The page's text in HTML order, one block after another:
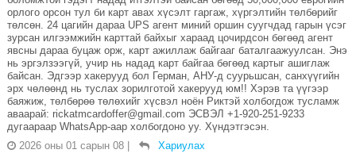
орлого орсон тул би карт авах хүсэлт гаргаж, хүргэлтийн төлбөрийг
төлсөн. 24 цагийн дараа UPS агент миний оршин суугчдад гарын үсэг
зурсан илгээмжийн карттай байхыг хараад цочирдсон бөгөөд агент
явсны дараа буцаж орж, карт ажиллаж байгааг баталгаажуулсан. Энэ
нь эргэлзээгүй, учир нь надад карт байгаа бөгөөд картыг ашиглаж
байсан. Эдгээр хакерууд бол Герман, АНУ-д суурьшсан, санхүүгийн
эрх чөлөөнд нь туслах зорилготой хакерууд юм!! Хэрэв та үүгээр
баяжиж, төлбөрөө төлөхийг хүсвэл ноён Риктэй холбогдож тусламж
аваарай: rickatmcardoffer@gmail.com ЭСВЭЛ +1-920-251-9233
дугаараар WhatsApp-аар холбогдоно уу. Хүндэтгэсэн.
2026 оны 01 сарын 08
Хариулах